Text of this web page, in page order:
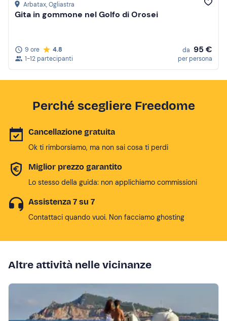
Arbatax, Ogliastra
Gita in gommone nel Golfo di Orosei
9 ore
4.8
1-12 partecipanti
da 95 €
per persona
Perché scegliere Freedome
Cancellazione gratuita
Ok ti rimborsiamo, ma non sai cosa ti perdi
Miglior prezzo garantito
Lo stesso della guida: non applichiamo commissioni
Assistenza 7 su 7
Contattaci quando vuoi. Non facciamo ghosting
Altre attività nelle vicinanze